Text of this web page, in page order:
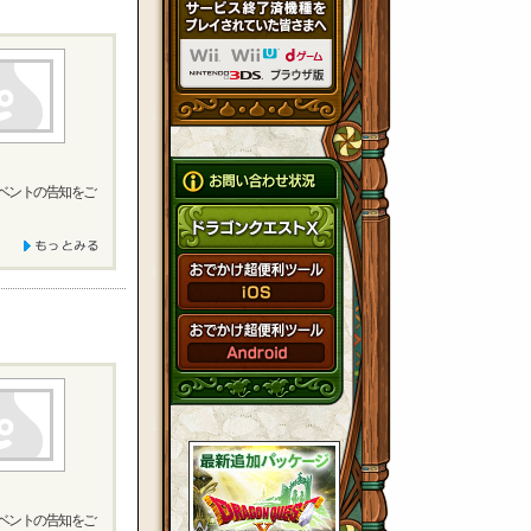
ントの告知をご
ントの告知をご